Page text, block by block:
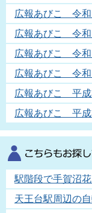
広報あびこ 令和
広報あびこ 令和
広報あびこ 令和
広報あびこ 令和
広報あびこ 平成
広報あびこ 平成
駅階段で手賀沼
天王台駅周辺の